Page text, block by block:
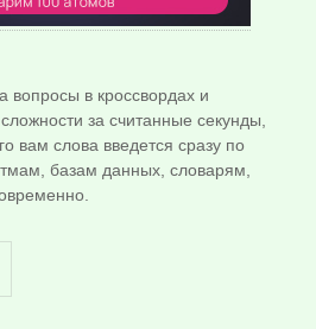
вопросы в кроссвордах и
за считанные секунды,
вам слова введется сразу по
базам данных, словарям,